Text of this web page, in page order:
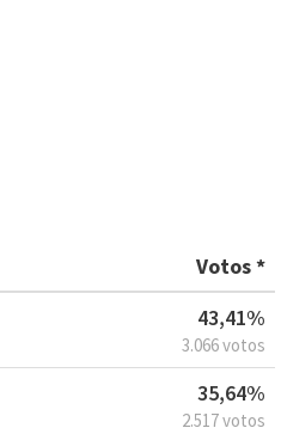
Votos *
43,41%
3.066 votos
35,64%
2.517 votos